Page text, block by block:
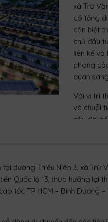
xã Trừ
có tổng
căn biệt
chủ đầu
liên kế và
phong
quan
Với vị trí
và chuỗi
cầu đời
– Tên dự
– Vị trí:
Bàng,
– Chủ
đường Thiếu Niên 3, xã Trừ
Quốc lộ 13, thừa hưởng lợi
tốc TP HCM – Bình Dương